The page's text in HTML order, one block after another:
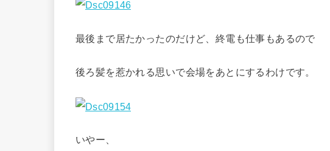
最後まで居たかったのだけど、終電も仕事もあるので
後ろ髪を惹かれる思いで会場をあとにするわけです。
いやー、